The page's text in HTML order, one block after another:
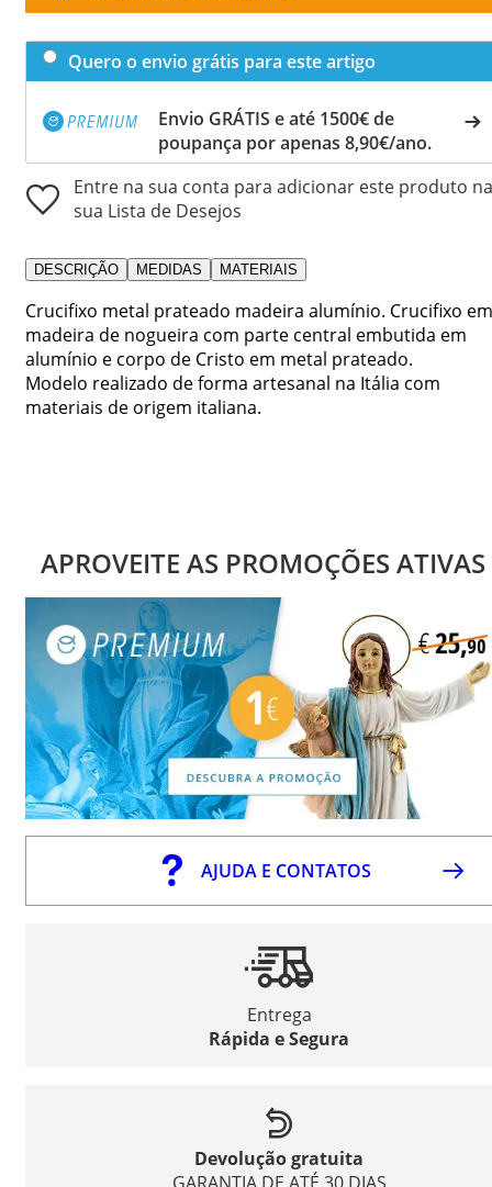
Quero o envio grátis para este artigo
Envio GRÁTIS e até 1500€ de
poupança por apenas 8,90€/ano.
Entre na sua conta para adicionar este produto na
sua Lista de Desejos
DESCRIÇÃO MEDIDAS MATERIAIS
Crucifixo metal prateado madeira alumínio. Crucifixo em
madeira de nogueira com parte central embutida em
alumínio e corpo de Cristo em metal prateado.
Modelo realizado de forma artesanal na Itália com
materiais de origem italiana.
APROVEITE AS PROMOÇÕES ATIVAS
AJUDA E CONTATOS
Entrega
Rápida e Segura
Devolução gratuita